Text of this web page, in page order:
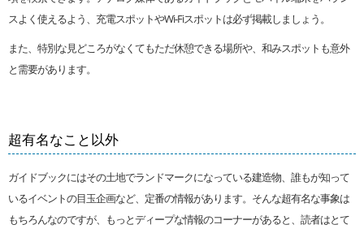
スよく使えるよう、充電スポットやWi-Fiスポットは必ず掲載しましょう。
また、特別な見どころがなくてもただ休憩できる場所や、和みスポットも意外
と需要があります。
超有名なこと以外
ガイドブックにはその土地でランドマークになっている建造物、誰もが知って
いるイベントの目玉企画など、定番の情報があります。そんな超有名な事象は
もちろんなのですが、もっとディープな情報のコーナーがあると、読者はとて